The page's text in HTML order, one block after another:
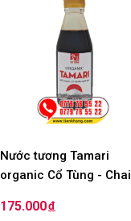
Nước tương Tamari
organic Cổ Tùng - Chai
175.000đ